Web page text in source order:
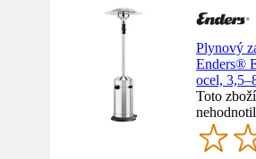
Plynový
Enders®
ocel,
Toto